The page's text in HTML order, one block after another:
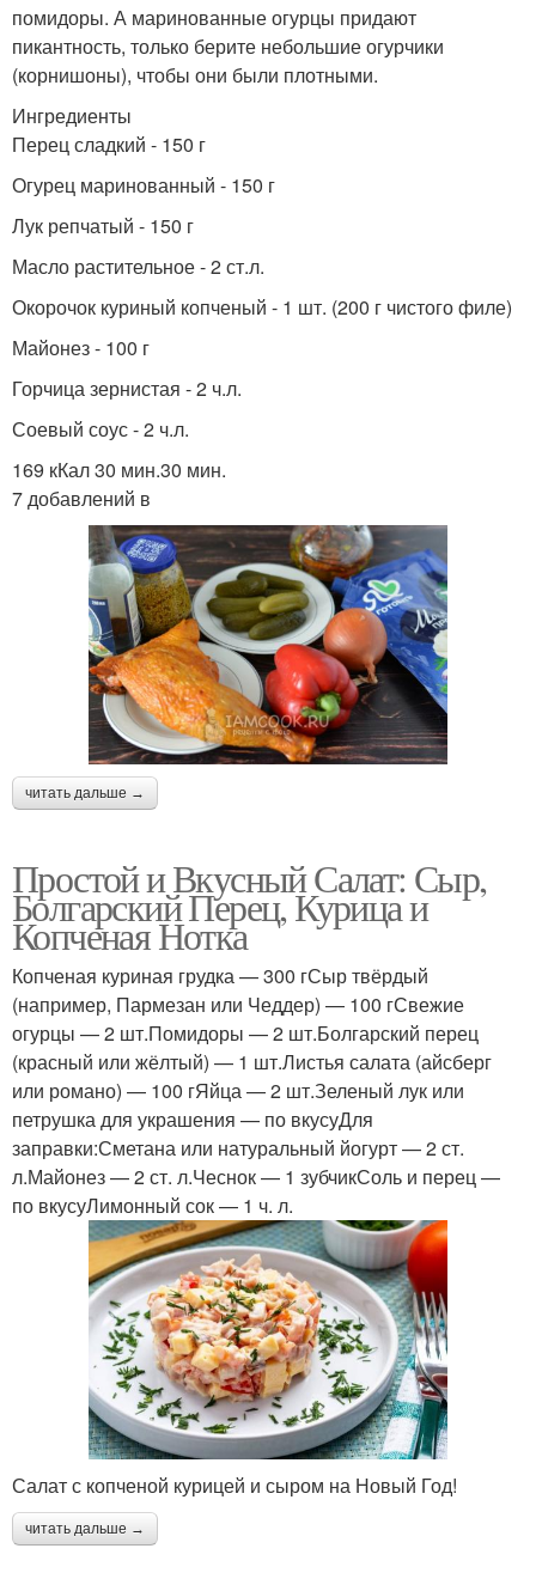
помидоры. А маринованные огурцы придают
пикантность, только берите небольшие огурчики
(корнишоны), чтобы они были плотными.
Ингредиенты
Перец сладкий - 150 г
Огурец маринованный - 150 г
Лук репчатый - 150 г
Масло растительное - 2 ст.л.
Окорочок куриный копченый - 1 шт. (200 г чистого филе)
Майонез - 100 г
Горчица зернистая - 2 ч.л.
Соевый соус - 2 ч.л.
169 кКал 30 мин.30 мин.
7 добавлений в
читать дальше →
Простой и Вкусный Салат: Сыр,
Болгарский Перец, Курица и
Копченая Нотка
Копченая куриная грудка — 300 гСыр твёрдый
(например, Пармезан или Чеддер) — 100 гСвежие
огурцы — 2 шт.Помидоры — 2 шт.Болгарский перец
(красный или жёлтый) — 1 шт.Листья салата (айсберг
или романо) — 100 гЯйца — 2 шт.Зеленый лук или
петрушка для украшения — по вкусуДля
заправки:Сметана или натуральный йогурт — 2 ст.
л.Майонез — 2 ст. л.Чеснок — 1 зубчикСоль и перец —
по вкусуЛимонный сок — 1 ч. л.
Салат с копченой курицей и сыром на Новый Год!
читать дальше →